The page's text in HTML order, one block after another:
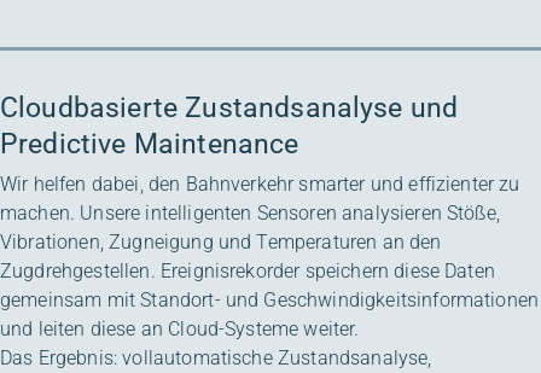
Cloudbasierte Zustandsanalyse und
Predictive Maintenance
Wir helfen dabei, den Bahnverkehr smarter und effizienter zu
machen. Unsere intelligenten Sensoren analysieren Stöße,
Vibrationen, Zugneigung und Temperaturen an den
Zugdrehgestellen. Ereignisrekorder speichern diese Daten
gemeinsam mit Standort- und Geschwindigkeitsinformationen
und leiten diese an Cloud-Systeme weiter.
Das Ergebnis: vollautomatische Zustandsanalyse,